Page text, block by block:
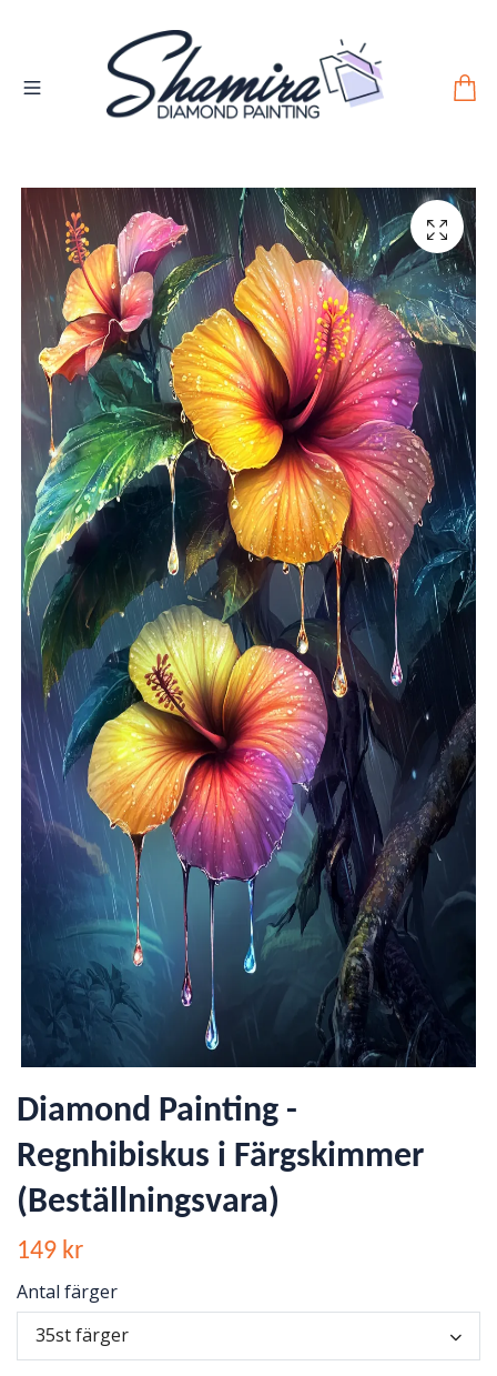
Diamond Painting -
Regnhibiskus i Färgskimmer
(Beställningsvara)
149 kr
Antal färger
35st färger